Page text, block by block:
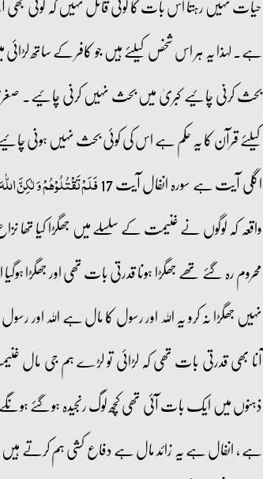
ہے۔ لہذا یہ ہر اس شخص کیلئے ہیں جو کافر کے ساتھ
بحث کرنی چائیے کبریٰ میں بحث نہیں کرنی چائیے۔
کیلئے قرآن کا یہ حکم ہے اس کی کوئی بحث نہیں ہونی
اگلی آیت ہے سورہ انفال آیت 17 فَلَمۡ تَقۡتُلُوۡہُمۡ وَ لٰکِنَّ
واقعہ کہ لوگوں نے غنیمت کے سلسلے میں جھگڑا کیا
محروم رہ گئے تھے جھگڑا ہونا قدرتی بات تھی اور جھگڑا
نہیں جھگڑا نہ کرو یہ اللہ اور رسول کا مال ہے اللہ
آنا بھی قدرتی بات تھی کہ لڑائی تو لڑے ہم جی مال
ذہنوں میں ایک بات آئی تھی کچھ لوگ رنجیدہ ہوگئے
ہے ، انفال ہے یہ زائد مال ہے دفاع کشی ہم کرتے ہیں